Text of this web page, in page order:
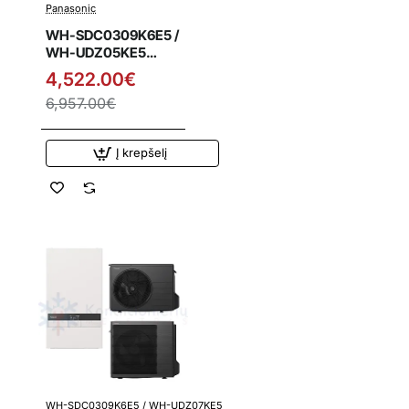
Panasonic
WH-SDC0309K6E5 /
WH-UDZ05KE5
Panasonic Bi-Bloc
vienfazis K kartos
5.0 kW oras-vanduo
4,522.00€
6,957.00€
Į krepšelį
WH-SDC0309K6E5 / WH-UDZ07KE5